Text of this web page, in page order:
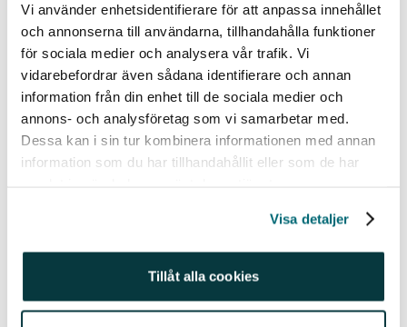
Vi använder enhetsidentifierare för att anpassa innehållet
och annonserna till användarna, tillhandahålla funktioner
för sociala medier och analysera vår trafik. Vi
vidarebefordrar även sådana identifierare och annan
information från din enhet till de sociala medier och
annons- och analysföretag som vi samarbetar med.
Dessa kan i sin tur kombinera informationen med annan
information som du har tillhandahållit eller som de har
Visa detaljer
Tillåt alla cookies
vilket innebär att aktierna blivit billigare. Dagens
värderingsnivåer av nordiska börsnoterade
fastighetsbolag är betydligt lägre än vad vi är vana vid.
Vad har vi för förväntansbild för 2022?
I huvudsak håller vi oss till vår tidigare syn. Med tanke
på de flesta fastighetsbolags inlåsta kassaflöden
största sannolikhet att leverera solida siffror även
medianföretaget bland de nordiska
förvaltningsresultatet per aktie med nära 10% jämfört